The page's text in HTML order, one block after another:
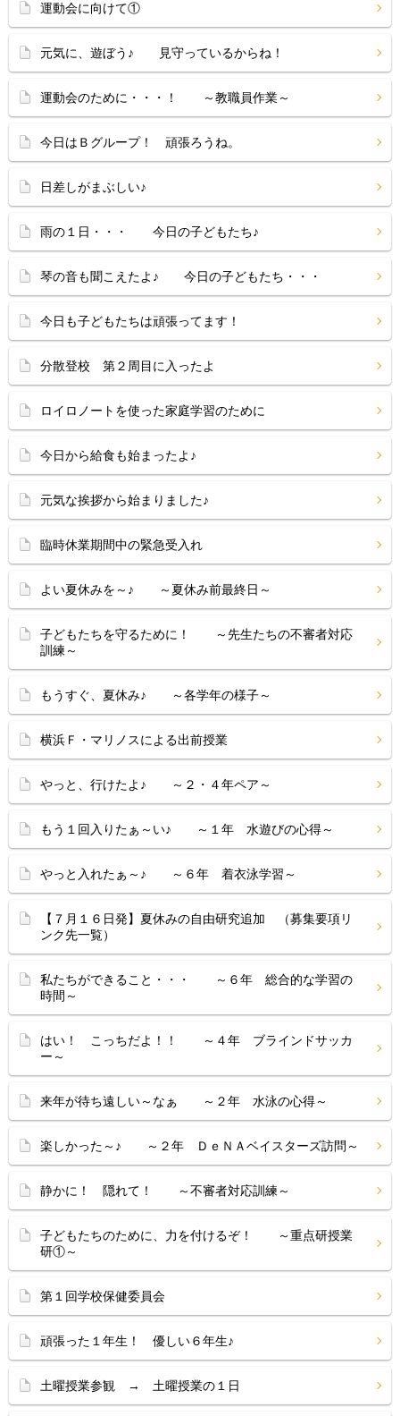
運動会に向けて①
元気に、遊ぼう♪ 見守っているからね！
運動会のために・・・！ ～教職員作業～
今日はＢグループ！ 頑張ろうね。
日差しがまぶしい♪
雨の１日・・・ 今日の子どもたち♪
琴の音も聞こえたよ♪ 今日の子どもたち・・・
今日も子どもたちは頑張ってます！
分散登校 第２周目に入ったよ
ロイロノートを使った家庭学習のために
今日から給食も始まったよ♪
元気な挨拶から始まりました♪
臨時休業期間中の緊急受入れ
よい夏休みを～♪ ～夏休み前最終日～
子どもたちを守るために！ ～先生たちの不審者対応
訓練～
もうすぐ、夏休み♪ ～各学年の様子～
横浜Ｆ・マリノスによる出前授業
やっと、行けたよ♪ ～２・４年ペア～
もう１回入りたぁ～い♪ ～１年 水遊びの心得～
やっと入れたぁ～♪ ～６年 着衣泳学習～
【７月１６日発】夏休みの自由研究追加 （募集要項リ
ンク先一覧）
私たちができること・・・ ～６年 総合的な学習の
時間～
はい！ こっちだよ！！ ～４年 ブラインドサッカ
ー～
来年が待ち遠しい～なぁ ～２年 水泳の心得～
楽しかった～♪ ～２年 ＤｅＮＡベイスターズ訪問～
静かに！ 隠れて！ ～不審者対応訓練～
子どもたちのために、力を付けるぞ！ ～重点研授業
研①～
第１回学校保健委員会
頑張った１年生！ 優しい６年生♪
土曜授業参観 → 土曜授業の１日